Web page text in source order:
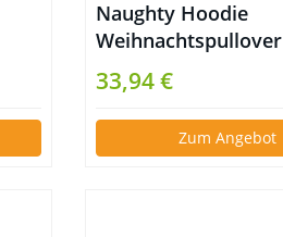
Naughty Hoodie
Weihnachtspullover
33,94 €
Zum Angebot